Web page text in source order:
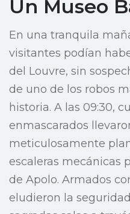
Un Museo
En una tranquila
visitantes podían
del Louvre, sin
de uno de los robos
historia. A las 09:30,
enmascarados
meticulosamente
escaleras mecánicas
de Apolo. Armados
eludieron la